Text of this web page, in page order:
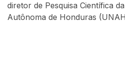
diretor de Pesquisa Científica
Autônoma de Honduras